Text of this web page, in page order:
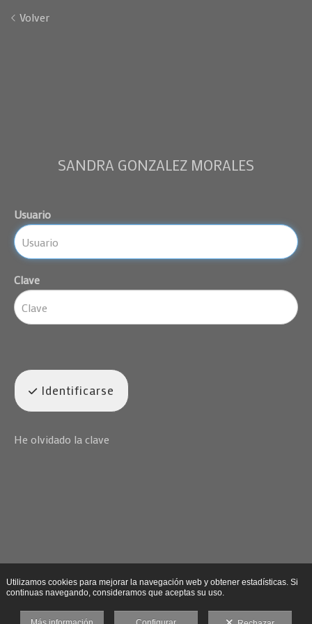
Volver
SANDRA GONZALEZ MORALES
Usuario
Clave
Identificarse
He olvidado la clave
Utilizamos cookies para mejorar la navegación web y obtener estadísticas. Si
continuas navegando, consideramos que aceptas su uso.